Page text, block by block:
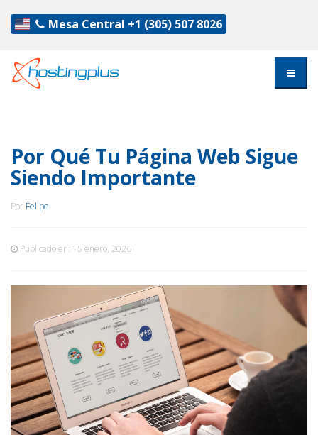
Mesa Central +1 (305) 507 8026
Por Qué Tu Página Web Sigue
Siendo Importante
Por Felipe
Publicado en: 15 enero, 2026